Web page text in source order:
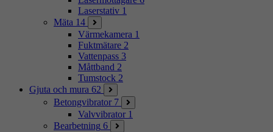
Laserstativ 1
Mäta 14
Värmekamera 1
Fuktmätare 2
Vattenpass 3
Måttband 2
Tumstock 2
Gjuta och mura 62
Betongvibrator 7
Valvvibrator 1
Bearbetning 6